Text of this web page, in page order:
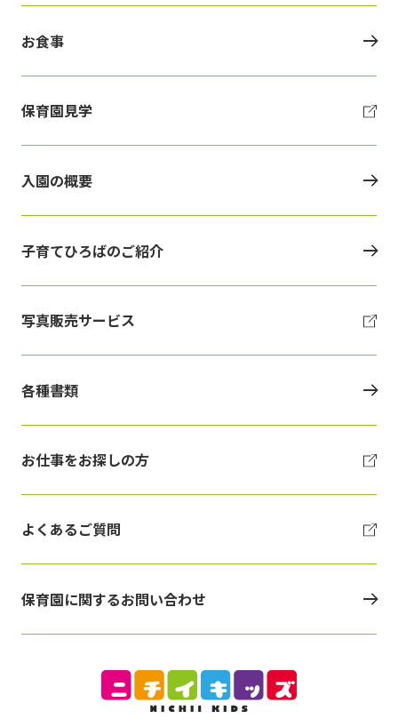
お食事
保育園見学
入園の概要
子育てひろばのご紹介
写真販売サービス
各種書類
お仕事をお探しの方
よくあるご質問
保育園に関するお問い合わせ